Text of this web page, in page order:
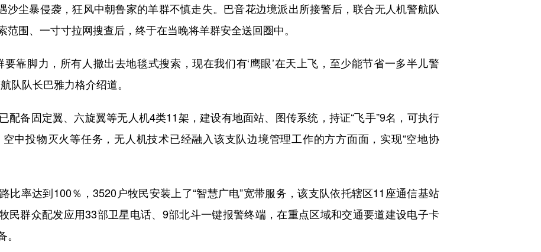
沙尘暴侵袭，狂风中朝鲁家的羊群不慎走失。巴音花边境派出所接警后，联合无人机警航队
围、一寸寸拉网搜查后，终于在当晚将羊群安全送回圈中。
脚力，所有人撒出去地毯式搜索，现在我们有‘鹰眼’在天上飞，至少能节省一多半儿警
队队长巴雅力格介绍道。
备固定翼、六旋翼等无人机4类11架，建设有地面站、图传系统，持证“飞手”9名，可执行
中投物灭火等任务，无人机技术已经融入该支队边境管理工作的方方面面，实现“空地协
率达到100％，3520户牧民安装上了“智慧广电”宽带服务，该支队依托辖区11座通信基站
民群众配发应用33部卫星电话、9部北斗一键报警终端，在重点区域和交通要道建设电子卡